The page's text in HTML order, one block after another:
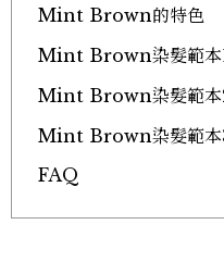
Mint Brown的特色
Mint Brown染髮範本
Mint Brown染髮範本
Mint Brown染髮範本
FAQ